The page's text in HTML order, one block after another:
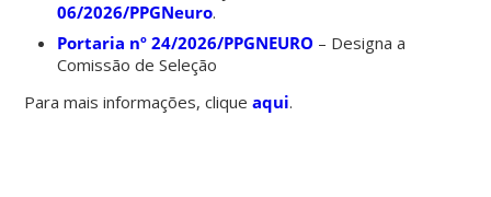
06/2026/PPGNeuro.
Portaria nº 24/2026/PPGNEURO – Designa a
Comissão de Seleção
Para mais informações, cliqueaqui.